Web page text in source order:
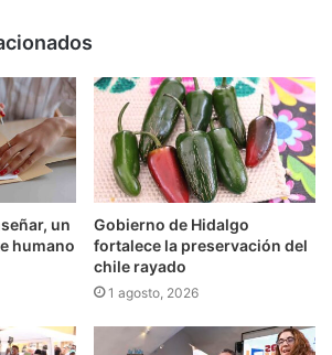
un
humano
Gobierno de Hidalgo
fortalece la preservación del
chile rayado
1 agosto, 2026